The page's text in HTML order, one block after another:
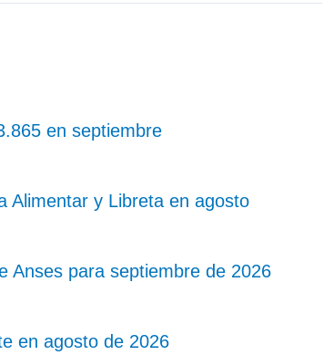
en septiembre
Alimentar y Libreta en agosto
Anses para septiembre de 2026
en agosto de 2026